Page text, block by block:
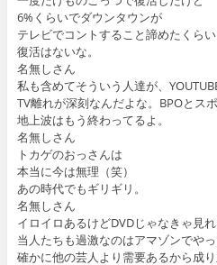
6%くらいでダウンタウンが
テレビでコントすること諦めたくらい
復活はないな。
名無しさん
私も含めてそういう人達が、
TV離れが深刻なんだよな。BPOとス
地上波はもう終わってるよ。
名無しさん
トカゲのおっさんは
本当に今は無理（笑）
あの時代でもギリギリ。
名無しさん
イロイロあるけどDVDじゃなきゃ見れ
当人たちも過激なのはアマゾンでやっ
確かに他の芸人より需要あるから成り